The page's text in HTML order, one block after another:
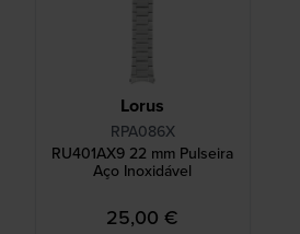
Lorus
RPA086X
RU401AX9 22 mm Pulseira
Aço Inoxidável
25,00 €